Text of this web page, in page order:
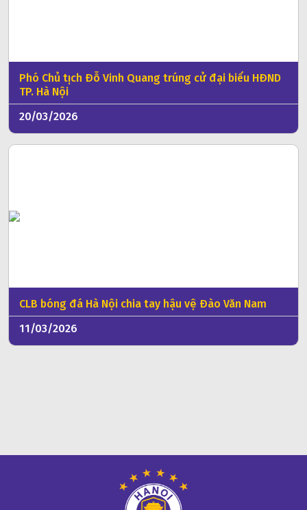
Phó Chủ tịch Đỗ Vinh Quang trúng cử đại biểu HĐND
TP. Hà Nội
20/03/2026
CLB bóng đá Hà Nội chia tay hậu vệ Đào Văn Nam
11/03/2026